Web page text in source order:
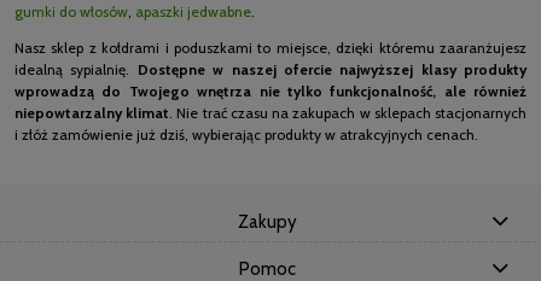
gumki do włosów apaszki jedwabne
Nasz sklep z kołdrami i poduszkami to miejsce, dzięki któremu zaaranżujesz
idealną sypialnię. Dostępne w naszej ofercie najwyższej klasy produkty
wprowadzą do Twojego wnętrza nie tylko funkcjonalność, ale również
niepowtarzalny klimat . Nie trać czasu na zakupach w sklepach stacjonarnych
i złóż zamówienie już dziś, wybierając produkty w atrakcyjnych cenach.
Zakupy
Pomoc